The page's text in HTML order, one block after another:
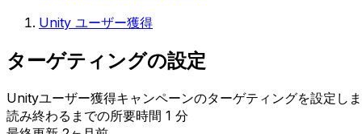
Unity ユーザー獲得
ターゲティングの設定
Unityユーザー獲得キャンペーンのターゲティングを設定し
読み終わるまでの所要時間 1 分